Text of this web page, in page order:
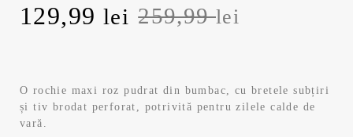
259,99lei
Prețul
a
fost:
129,99 lei
Prețul
este:
129,99 lei.
O rochie maxi roz pudrat din bumbac, cu bretele subțiri
și tiv brodat perforat, potrivită pentru zilele calde de
vară.